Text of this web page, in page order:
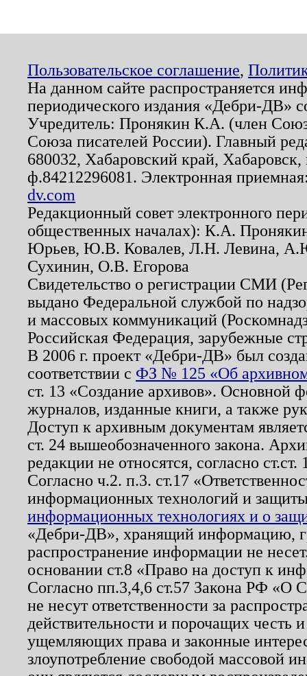
Пользовательское соглашение,
На данном сайте распространяется
периодического издания «Дебри-ДВ»
Учредитель: Пронякин К.А. (член
Союза писателей России). Главный
680032, Хабаровский край,
ф.84212296081. Электронная
dv.com
Редакционный совет электронного
общественных началах): К.А.
Юрьев, Ю.В. Ковалев, Л.Н. Левина,
Сухинин, О.В. Егорова
Свидетельство о регистрации СМИ
выдано Федеральной службой по
и массовых коммуникаций
Российская Федерация, зарубежные
В 2006 г. проект «Дебри-ДВ» был
соответствии с ФЗ № 125 «Об
ст. 13 «Создание архивов». Основной
журналов, изданные книги, а также
Доступ к архивным документам
ст. 24 вышеобозначенного закона.
редакции не относятся, согласно
Согласно ч.2. п.3. ст.17
информационных технологий и
информационных технологиях и о
«Дебри-ДВ», хранящий информацию,
распространение информации не
основании ст.8 «Право на доступ к
Согласно пп.3,4,6 ст.57 Закона РФ «О
не несут ответственности за
действительности и порочащих честь
ущемляющих права и законные
злоупотребление свободой массовой